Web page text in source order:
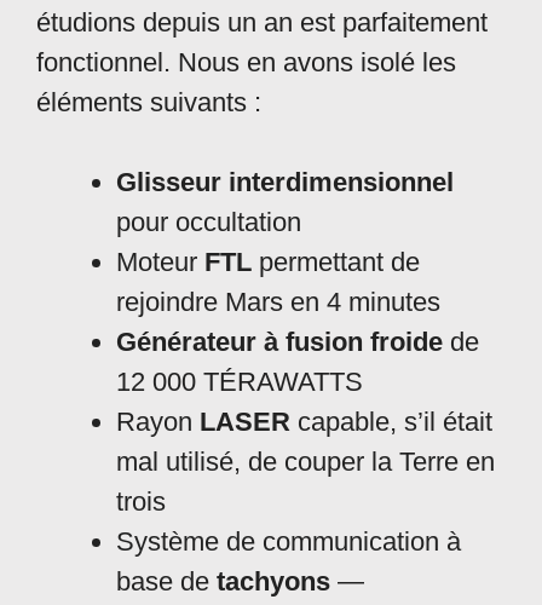
étudions depuis un an est parfaitement
fonctionnel. Nous en avons isolé les
éléments suivants :
Glisseur interdimensionnel
pour occultation
Moteur FTL permettant de
rejoindre Mars en 4 minutes
Générateur à fusion froide de
12 000 TÉRAWATTS
Rayon LASER capable, s’il était
mal utilisé, de couper la Terre en
trois
Système de communication à
base de tachyons —